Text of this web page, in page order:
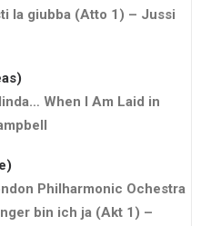
la giubba (Atto 1) – Jussi
When I Am Laid in
Philharmonic Ochestra
bin ich ja (Akt 1) –